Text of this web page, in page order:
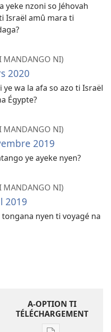
yeke nzoni so Jéhovah
Israël amû mara ti
MANDANGO NI)
2020
ye wa la afa so azo ti Israël
Égypte?
MANDANGO NI)
2019
ye ayeke nyen?
MANDANGO NI)
2019
nyen ti voyagé na
A-OPTION TI
TÉLÉCHARGEMENT